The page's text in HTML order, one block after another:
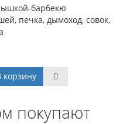
барбекю
печка, дымоход, совок,
корзину
покупают